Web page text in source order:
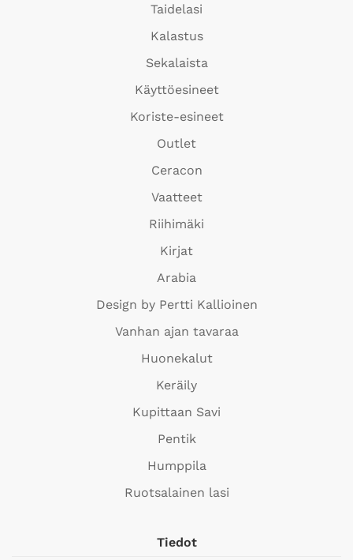
Taidelasi
Kalastus
Sekalaista
Käyttöesineet
Koriste-esineet
Outlet
Ceracon
Vaatteet
Riihimäki
Kirjat
Arabia
Design by Pertti Kallioinen
Vanhan ajan tavaraa
Huonekalut
Keräily
Kupittaan Savi
Pentik
Humppila
Ruotsalainen lasi
Tiedot